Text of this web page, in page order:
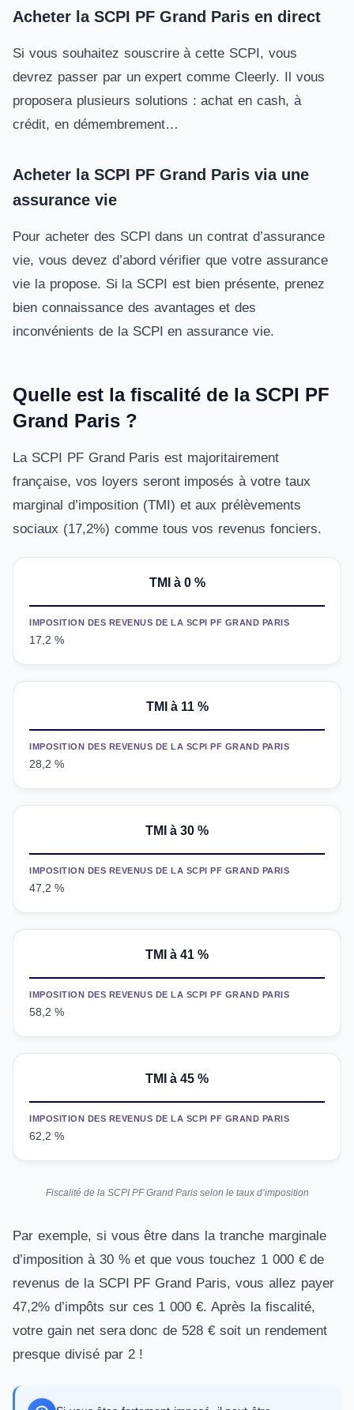
Acheter la SCPI PF Grand Paris en direct
Si vous souhaitez souscrire à cette SCPI, vous
devrez passer par un expert comme Cleerly. Il vous
proposera plusieurs solutions : achat en cash, à
crédit, en démembrement…
Acheter la SCPI PF Grand Paris via une
assurance vie
Pour acheter des SCPI dans un contrat d’assurance
vie, vous devez d’abord vérifier que votre assurance
vie la propose. Si la SCPI est bien présente, prenez
bien connaissance des avantages et des
inconvénients de la SCPI en assurance vie.
Quelle est la fiscalité de la SCPI PF
Grand Paris ?
La SCPI PF Grand Paris est majoritairement
française, vos loyers seront imposés à votre taux
marginal d’imposition (TMI) et aux prélèvements
sociaux (17,2%) comme tous vos revenus fonciers.
TMI à 0 %
IMPOSITION DES REVENUS DE LA SCPI PF GRAND PARIS
17,2 %
TMI à 11 %
IMPOSITION DES REVENUS DE LA SCPI PF GRAND PARIS
28,2 %
TMI à 30 %
IMPOSITION DES REVENUS DE LA SCPI PF GRAND PARIS
47,2 %
TMI à 41 %
IMPOSITION DES REVENUS DE LA SCPI PF GRAND PARIS
58,2 %
TMI à 45 %
IMPOSITION DES REVENUS DE LA SCPI PF GRAND PARIS
62,2 %
Fiscalité de la SCPI PF Grand Paris selon le taux d’imposition
Par exemple, si vous être dans la tranche marginale
d’imposition à 30 % et que vous touchez 1 000 € de
revenus de la SCPI PF Grand Paris, vous allez payer
47,2% d’impôts sur ces 1 000 €. Après la fiscalité,
votre gain net sera donc de 528 € soit un rendement
presque divisé par 2 !